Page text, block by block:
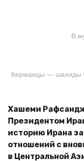
В
Керманцы — шахиды
Хашеми
Президентом
историю Ирана
отношений с
в Центральной